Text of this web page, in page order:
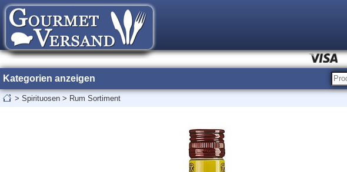
Kategorien anzeigen
> Spirituosen > Rum Sortiment